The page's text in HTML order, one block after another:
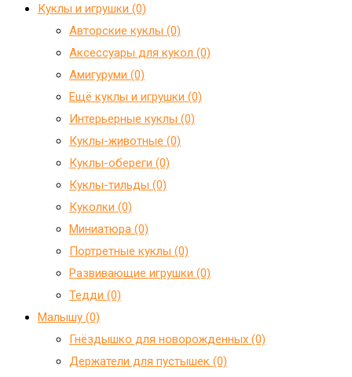
Куклы и игрушки (0)
Авторские куклы (0)
Аксессуары для кукол (0)
Амигуруми (0)
Ещё куклы и игрушки (0)
Интерьерные куклы (0)
Куклы-животные (0)
Куклы-обереги (0)
Куклы-тильды (0)
Куколки (0)
Миниатюра (0)
Портретные куклы (0)
Развивающие игрушки (0)
Тедди (0)
Малышу (0)
Гнёздышко для новорожденных (0)
Держатели для пустышек (0)